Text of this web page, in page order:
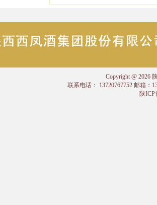
Copyright @ 2026
联系电话： 13720767752 邮箱：
陕ICP